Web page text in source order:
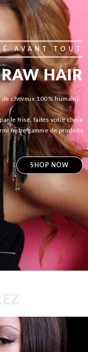
AVANT TOUT
HAIR
cheveux 100% humains.
le frisé, faites votre choix
notre gamme de produits
SHOP NOW